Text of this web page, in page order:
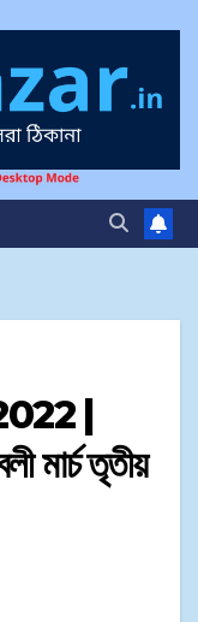
|
মার্চ তৃতীয়